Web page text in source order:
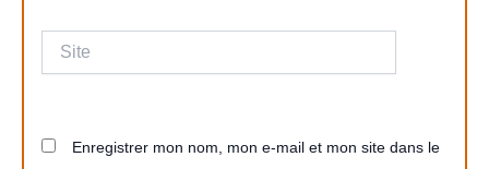
Site
Enregistrer mon nom, mon e-mail et mon site dans le